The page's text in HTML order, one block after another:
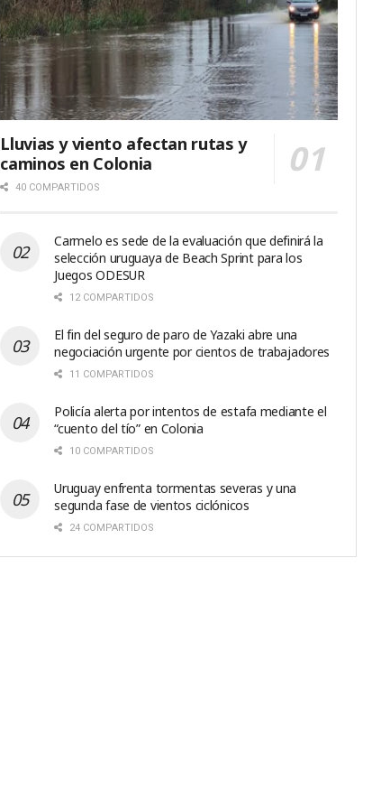
Lluvias y viento afectan rutas y
caminos en Colonia
40 COMPARTIDOS
Carmelo es sede de la evaluación que definirá la
selección uruguaya de Beach Sprint para los
Juegos ODESUR
12 COMPARTIDOS
El fin del seguro de paro de Yazaki abre una
negociación urgente por cientos de trabajadores
11 COMPARTIDOS
Policía alerta por intentos de estafa mediante el
“cuento del tío” en Colonia
10 COMPARTIDOS
Uruguay enfrenta tormentas severas y una
segunda fase de vientos ciclónicos
24 COMPARTIDOS